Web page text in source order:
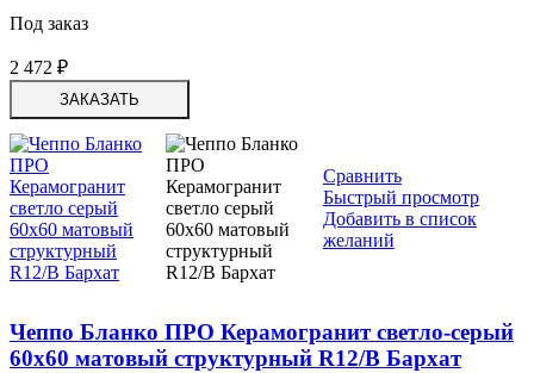
Под заказ
2 472 ₽
ЗАКАЗАТЬ
Сравнить
Быстрый просмотр
Добавить в список
желаний
Чеппо Бланко ПРО Керамогранит светло-серый
60х60 матовый структурный R12/B Бархат